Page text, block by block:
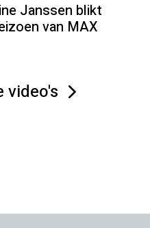
Janssen blikt
van MAX
video's